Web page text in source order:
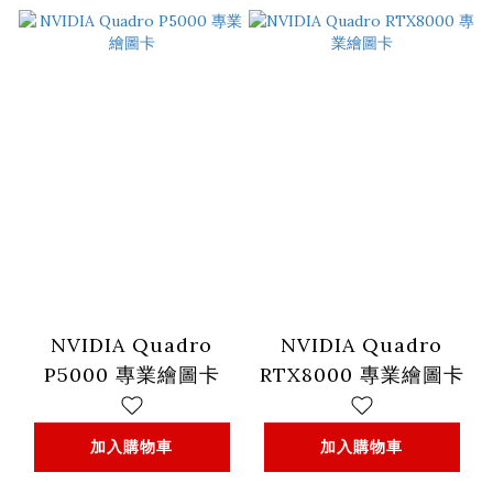
NVIDIA Quadro
P5000 專業繪圖卡
加入購物車
NVIDIA Quadro
RTX8000 專業繪圖卡
加入購物車